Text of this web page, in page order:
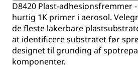
D8420 Plast-adhesionsfremmer
hurtig 1K primer i aerosol.
de fleste lakerbare
at identificere substratet før
designet til grunding af
komponenter.